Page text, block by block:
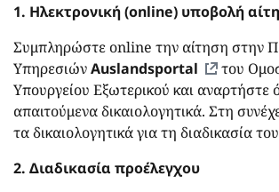
1. Ηλεκτρονική (online) υποβολή
Συμπληρώστεonline την αίτηση στην
ΥπηρεσιώνAuslandsportal
του
Υπουργείου Εξωτερικού και αναρτήστε
απαιτούμενα δικαιολογητικά. Στη
τα δικαιολογητικά για τη διαδικασία
2. Διαδικασία προέλεγχου